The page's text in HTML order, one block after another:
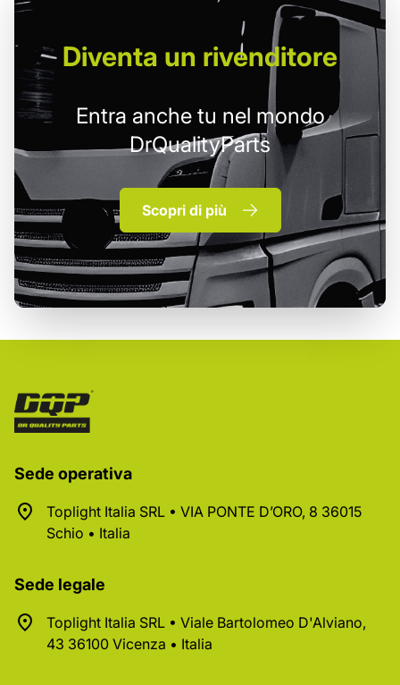
Diventa un rivenditore
Entra anche tu nel mondo
DrQualityParts
Scopri di più
Sede operativa
Toplight Italia SRL • VIA PONTE D’ORO, 8 36015
Schio • Italia
Sede legale
Toplight Italia SRL • Viale Bartolomeo D'Alviano,
43 36100 Vicenza • Italia